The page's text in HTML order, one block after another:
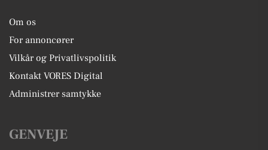
Om os
For annoncører
Vilkår og Privatlivspolitik
Kontakt VORES Digital
Administrer samtykke
GENVEJE